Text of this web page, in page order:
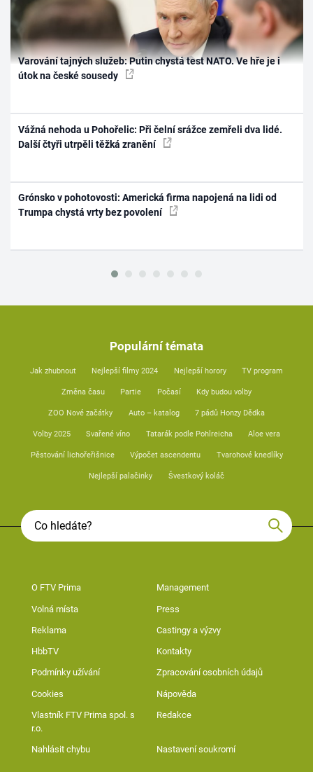
Varování tajných služeb: Putin chystá test NATO. Ve hře je i
útok na české sousedy
Vážná nehoda u Pohořelic: Při čelní srážce zemřeli dva lidé.
Další čtyři utrpěli těžká zranění
Grónsko v pohotovosti: Americká firma napojená na lidi od
Trumpa chystá vrty bez povolení
Populární témata
Jak zhubnout Nejlepší filmy 2024 Nejlepší horory TV program
Změna času Partie Počasí Kdy budou volby
ZOO Nové začátky Auto – katalog 7 pádů Honzy Dědka
Volby 2025 Svařené víno Tatarák podle Pohlreicha Aloe vera
Pěstování lichořeřišnice Výpočet ascendentu Tvarohové knedlíky
Nejlepší palačinky Švestkový koláč
O FTV Prima Management
Volná místa Press
Reklama Castingy a výzvy
HbbTV Kontakty
Podmínky užívání Zpracování osobních údajů
Cookies Nápověda
Vlastník FTV Prima spol. s
r.o.
Redakce
Nahlásit chybu Nastavení soukromí